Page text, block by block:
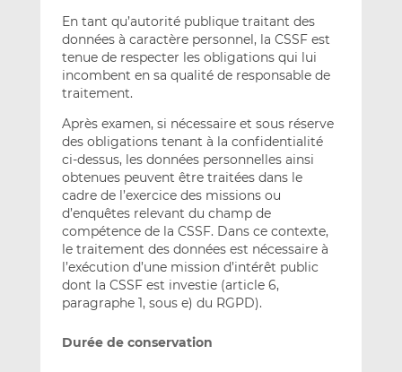
En tant qu’autorité publique traitant des
données à caractère personnel, la CSSF est
tenue de respecter les obligations qui lui
incombent en sa qualité de responsable de
traitement.
Après examen, si nécessaire et sous réserve
des obligations tenant à la confidentialité
ci-dessus, les données personnelles ainsi
obtenues peuvent être traitées dans le
cadre de l’exercice des missions ou
d’enquêtes relevant du champ de
compétence de la CSSF. Dans ce contexte,
le traitement des données est nécessaire à
l’exécution d’une mission d’intérêt public
dont la CSSF est investie (article 6,
paragraphe 1, sous e) du RGPD).
Durée de conservation